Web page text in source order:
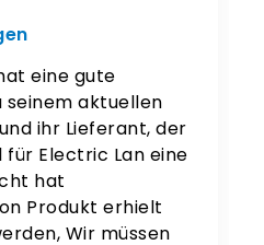
eine gute
seinem aktuellen
ihr Lieferant, der
Electric Lan eine
hat
Produkt erhielt
Wir müssen